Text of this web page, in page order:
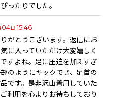
込む
ったりでした。
04日 15:46
がとうございます。返信にお
に入っていただけ大変嬉しく
すよね。足に圧迫を加えすぎ
のようにキックでき、足首の
です。是非沢山着用していた
利用を心よりお待ちしており